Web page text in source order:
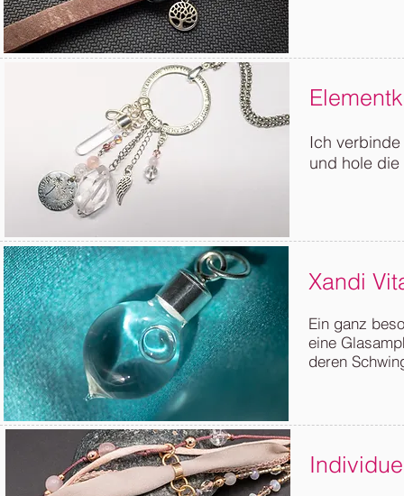
Ich
und hole
Xandi
Ein ganz
eine
deren